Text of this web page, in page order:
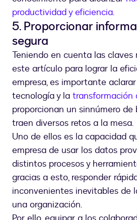
productividad y eficiencia.
5. Proporcionar
segura
Teniendo en cuenta las claves
este artículo para lograr la
empresa, es importante
tecnología y la transformación
proporcionan un sinnúmero
traen diversos retos a la mesa.
Uno de ellos es la capacidad
empresa de usar los datos
distintos procesos y
gracias a esto, responder
inconvenientes inevitables de
una organización.